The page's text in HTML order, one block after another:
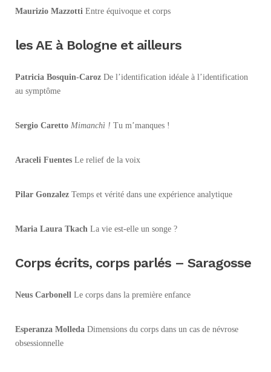
Maurizio Mazzotti Entre équivoque et corps
les AE à Bologne et ailleurs
Patricia Bosquin-Caroz De l’identification idéale à l’identification
au symptôme
Sergio Caretto Mimanchì ! Tu m’manques !
Araceli Fuentes Le relief de la voix
Pilar Gonzalez Temps et vérité dans une expérience analytique
Maria Laura Tkach La vie est-elle un songe ?
Corps écrits, corps parlés – Saragosse
Neus Carbonell Le corps dans la première enfance
Esperanza Molleda Dimensions du corps dans un cas de névrose
obsessionnelle